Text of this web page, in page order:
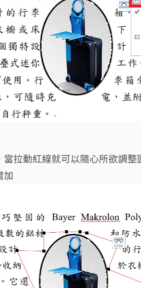
拉動紅線就可以隨心所欲調整
加